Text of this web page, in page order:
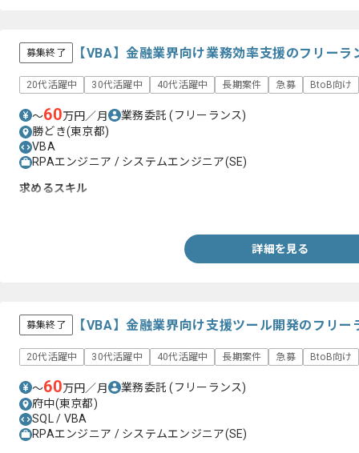
募集終了 【VBA】金融業界向け業務効率支援のフリー
20代活躍中 30代活躍中 40代活躍中 長期案件 急募 BtoB向け
〜60万円／月 業務委託(フリーランス)
勝どき(東京都)
VBA
RPAエンジニア / システムエンジニア(SE)
求めるスキル
詳細を見る
募集終了 【VBA】金融業界向け支援ツール開発のフリ
20代活躍中 30代活躍中 40代活躍中 長期案件 急募 BtoB向け
〜60万円／月 業務委託(フリーランス)
府中(東京都)
SQL / VBA
RPAエンジニア / システムエンジニア(SE)